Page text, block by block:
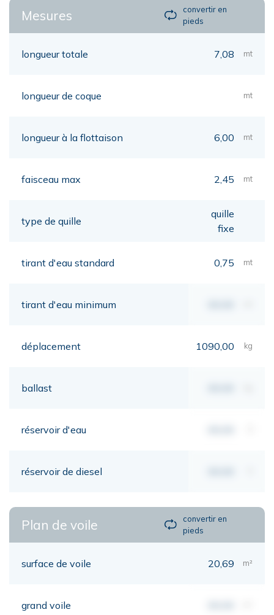
Mesures
convertir en
pieds
longueur totale 7,08 mt
longueur de coque mt
longueur à la flottaison 6,00 mt
faisceau max 2,45 mt
type de quille
quille
fixe
tirant d'eau standard 0,75 mt
tirant d'eau minimum
déplacement 1090,00 kg
ballast
réservoir d'eau
réservoir de diesel
Plan de voile
convertir en
pieds
surface de voile 20,69 m²
grand voile